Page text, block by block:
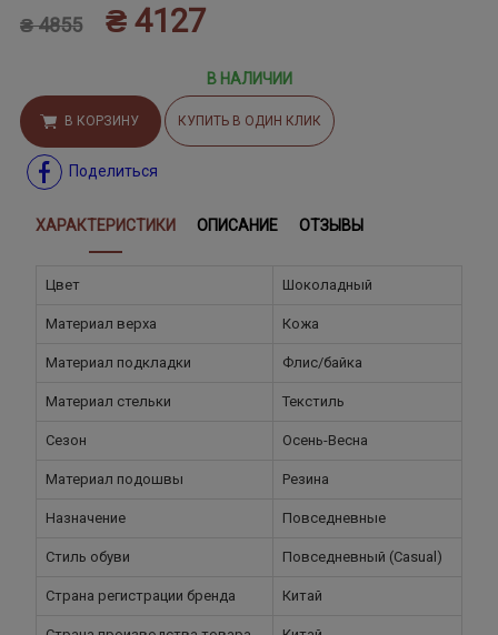
₴ 4855 ₴ 4127
В НАЛИЧИИ
В КОРЗИНУ КУПИТЬ В ОДИН КЛИК
Поделиться
ХАРАКТЕРИСТИКИ ОПИСАНИЕ ОТЗЫВЫ
Цвет Шоколадный
Материал верха Кожа
Материал подкладки Флис/байка
Материал стельки Текстиль
Сезон Осень-Весна
Материал подошвы Резина
Назначение Повседневные
Стиль обуви Повседневный (Casual)
Страна регистрации бренда Китай